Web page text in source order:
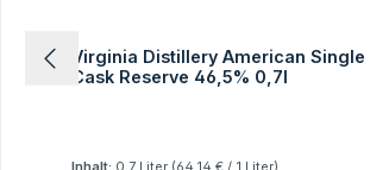
Virginia Distillery American Single
Cask Reserve 46,5% 0,7l
Inhalt: 0.7 Liter (64,14 € / 1 Liter)